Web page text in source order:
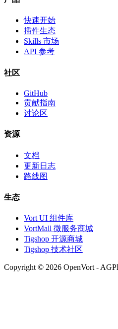
快速开始
插件生态
Skills 市场
API 参考
社区
GitHub
贡献指南
讨论区
资源
文档
更新日志
路线图
生态
Vort UI 组件库
VortMall 微服务商城
Tigshop 开源商城
Tigshop 技术社区
Copyright © 2026 OpenVort -